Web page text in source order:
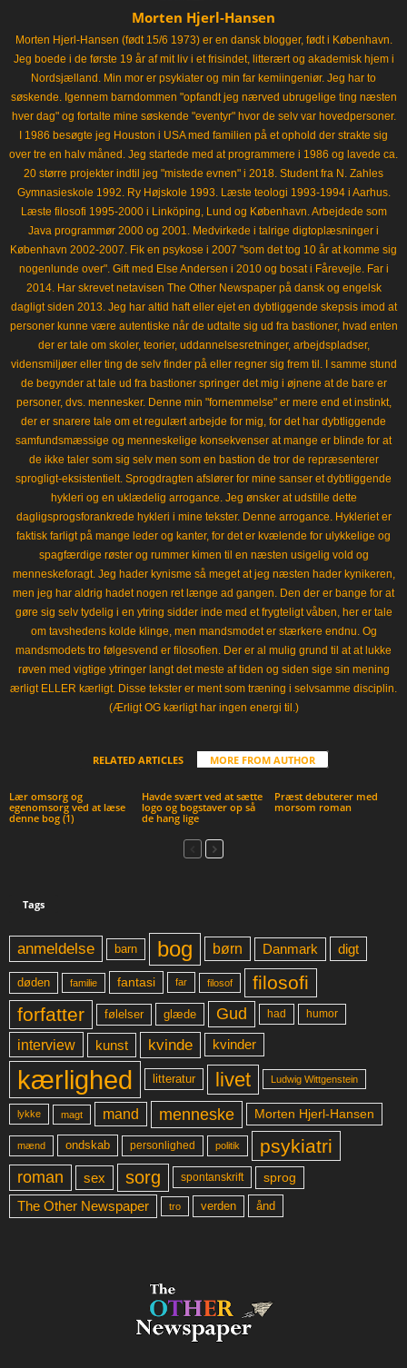
Morten Hjerl-Hansen
Morten Hjerl-Hansen (født 15/6 1973) er en dansk blogger, født i København.
Jeg boede i de første 19 år af mit liv i et frisindet, litterært og akademisk hjem i
Nordsjælland. Min mor er psykiater og min far kemiingeniør. Jeg har to
søskende. Igennem barndommen "opfandt jeg nærved ubrugelige ting næsten
hver dag" og fortalte mine søskende "eventyr" hvor de selv var hovedpersoner.
I 1986 besøgte jeg Houston i USA med familien på et ophold der strakte sig
over tre en halv måned. Jeg startede med at programmere i 1986 og lavede ca.
20 større projekter indtil jeg "mistede evnen" i 2018. Student fra N. Zahles
Gymnasieskole 1992. Ry Højskole 1993. Læste teologi 1993-1994 i Aarhus.
Læste filosofi 1995-2000 i Linköping, Lund og København. Arbejdede som
Java programmør 2000 og 2001. Medvirkede i talrige digtoplæsninger i
København 2002-2007. Fik en psykose i 2007 "som det tog 10 år at komme sig
nogenlunde over". Gift med Else Andersen i 2010 og bosat i Fårevejle. Far i
2014. Har skrevet netavisen The Other Newspaper på dansk og engelsk
dagligt siden 2013. Jeg har altid haft eller ejet en dybtliggende skepsis imod at
personer kunne være autentiske når de udtalte sig ud fra bastioner, hvad enten
der er tale om skoler, teorier, uddannelsesretninger, arbejdspladser,
vidensmiljøer eller ting de selv finder på eller regner sig frem til. I samme stund
de begynder at tale ud fra bastioner springer det mig i øjnene at de bare er
personer, dvs. mennesker. Denne min "fornemmelse" er mere end et instinkt,
der er snarere tale om et regulært arbejde for mig, for det har dybtliggende
samfundsmæssige og menneskelige konsekvenser at mange er blinde for at
de ikke taler som sig selv men som en bastion de tror de repræsenterer
sprogligt-eksistentielt. Sprogdragten afslører for mine sanser et dybtliggende
hykleri og en uklædelig arrogance. Jeg ønsker at udstille dette
dagligsprogsforankrede hykleri i mine tekster. Denne arrogance. Hykleriet er
faktisk farligt på mange leder og kanter, for det er kvælende for ulykkelige og
spagfærdige røster og rummer kimen til en næsten usigelig vold og
menneskeforagt. Jeg hader kynisme så meget at jeg næsten hader kynikeren,
men jeg har aldrig hadet nogen ret længe ad gangen. Den der er bange for at
gøre sig selv tydelig i en ytring sidder inde med et frygteligt våben, her er tale
om tavshedens kolde klinge, men mandsmodet er stærkere endnu. Og
mandsmodets tro følgesvend er filosofien. Der er al mulig grund til at at lukke
røven med vigtige ytringer langt det meste af tiden og siden sige sin mening
ærligt ELLER kærligt. Disse tekster er ment som træning i selvsamme disciplin.
(Ærligt OG kærligt har ingen energi til.)
RELATED ARTICLES MORE FROM AUTHOR
Lær omsorg og
egenomsorg ved at læse
denne bog (1)
Havde svært ved at sætte
logo og bogstaver op så
de hang lige
Præst debuterer med
morsom roman
Tags
anmeldelse barn bog børn Danmark digt
døden familie fantasi far filosof
filosofi
forfatter
følelser glæde Gud had humor
interview kunst kvinde kvinder
kærlighed litteratur livet Ludwig Wittgenstein
lykke magt mand menneske Morten Hjerl-Hansen
mænd ondskab personlighed politik psykiatri
roman sex sorg spontanskrift sprog
The Other Newspaper tro verden ånd